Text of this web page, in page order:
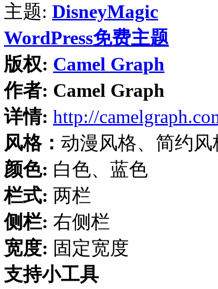
主题: DisneyMagic
WordPress免费主题
版权: Camel Graph
作者: Camel Graph
详情: http://
风格： 动漫风格、简约风
颜色: 白色、蓝色
栏式: 两栏
侧栏: 右侧栏
宽度: 固定宽度
支持小工具